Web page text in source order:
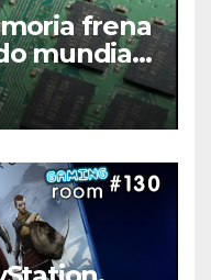
frena
mundial